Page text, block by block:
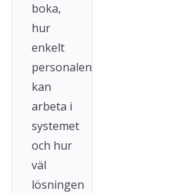
boka,
hur
enkelt
personalen
kan
arbeta i
systemet
och hur
väl
lösningen